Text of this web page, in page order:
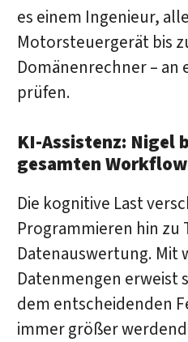
es einem Ingenieur,
Motorsteuergerät bis
Domänenrechner – an
prüfen.
KI-Assistenz: Nigel
gesamten Workflow
Die kognitive Last
Programmieren hin zu
Datenauswertung. Mit
Datenmengen erweist
dem entscheidenden
immer größer